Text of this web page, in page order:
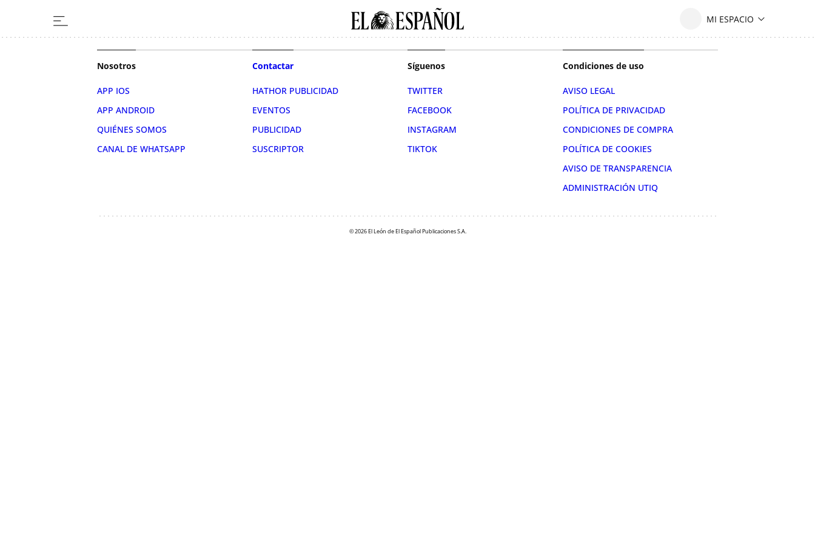
Nosotros
APP IOS
APP ANDROID
QUIÉNES SOMOS
CANAL DE WHATSAPP
Contactar
HATHOR PUBLICIDAD
EVENTOS
PUBLICIDAD
SUSCRIPTOR
Síguenos
TWITTER
FACEBOOK
INSTAGRAM
TIKTOK
Condiciones de uso
AVISO LEGAL
POLÍTICA DE PRIVACIDAD
CONDICIONES DE COMPRA
POLÍTICA DE COOKIES
AVISO DE TRANSPARENCIA
ADMINISTRACIÓN UTIQ
© 2026 El León de El Español Publicaciones S.A.